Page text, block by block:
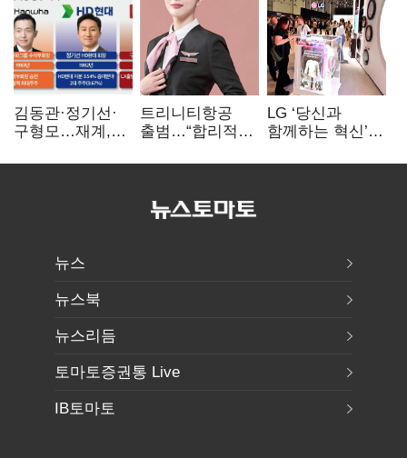
김동관·정기선·
구형모…재계,
전성시대
트리니티항공
출범…“합리적
서비스로 승부”
LG ‘당신과
함께하는 혁신’…
홈’ 비전 공개
뉴스
뉴스북
뉴스리듬
토마토증권통 Live
IB토마토